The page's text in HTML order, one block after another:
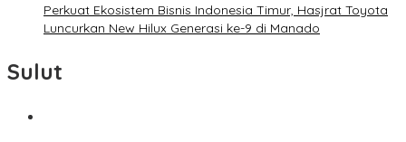
Perkuat Ekosistem Bisnis Indonesia Timur, Hasjrat Toyota
Luncurkan New Hilux Generasi ke-9 di Manado
Sulut